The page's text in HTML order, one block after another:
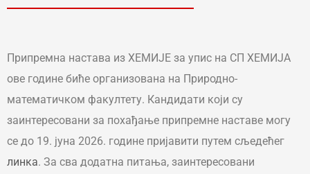
Припремна настава из ХЕМИЈЕ за упис на СП ХЕМИЈА
ове године биће организована на Природно-
математичком факултету. Кандидати који су
заинтересовани за похађање припремне наставе могу
се до 19. јуна 2026. године пријавити путем сљедећег
линка. За сва додатна питања, заинтересовани